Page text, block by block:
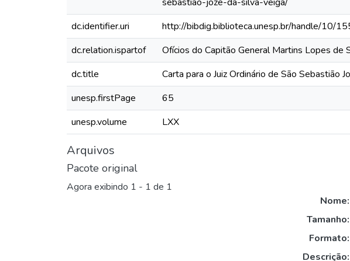
dc.identifier.uri
http://bibdig.biblioteca.unesp.br/handle/10/
dc.relation.ispartof
Ofícios do Capitão General Martins Lopes
dc.title
Carta para o Juiz Ordinário de São Sebastião
unesp.firstPage
65
unesp.volume
LXX
Arquivos
Pacote original
Agora exibindo 1 - 1 de 1
Nome:
Tamanho:
Formato:
Descrição: